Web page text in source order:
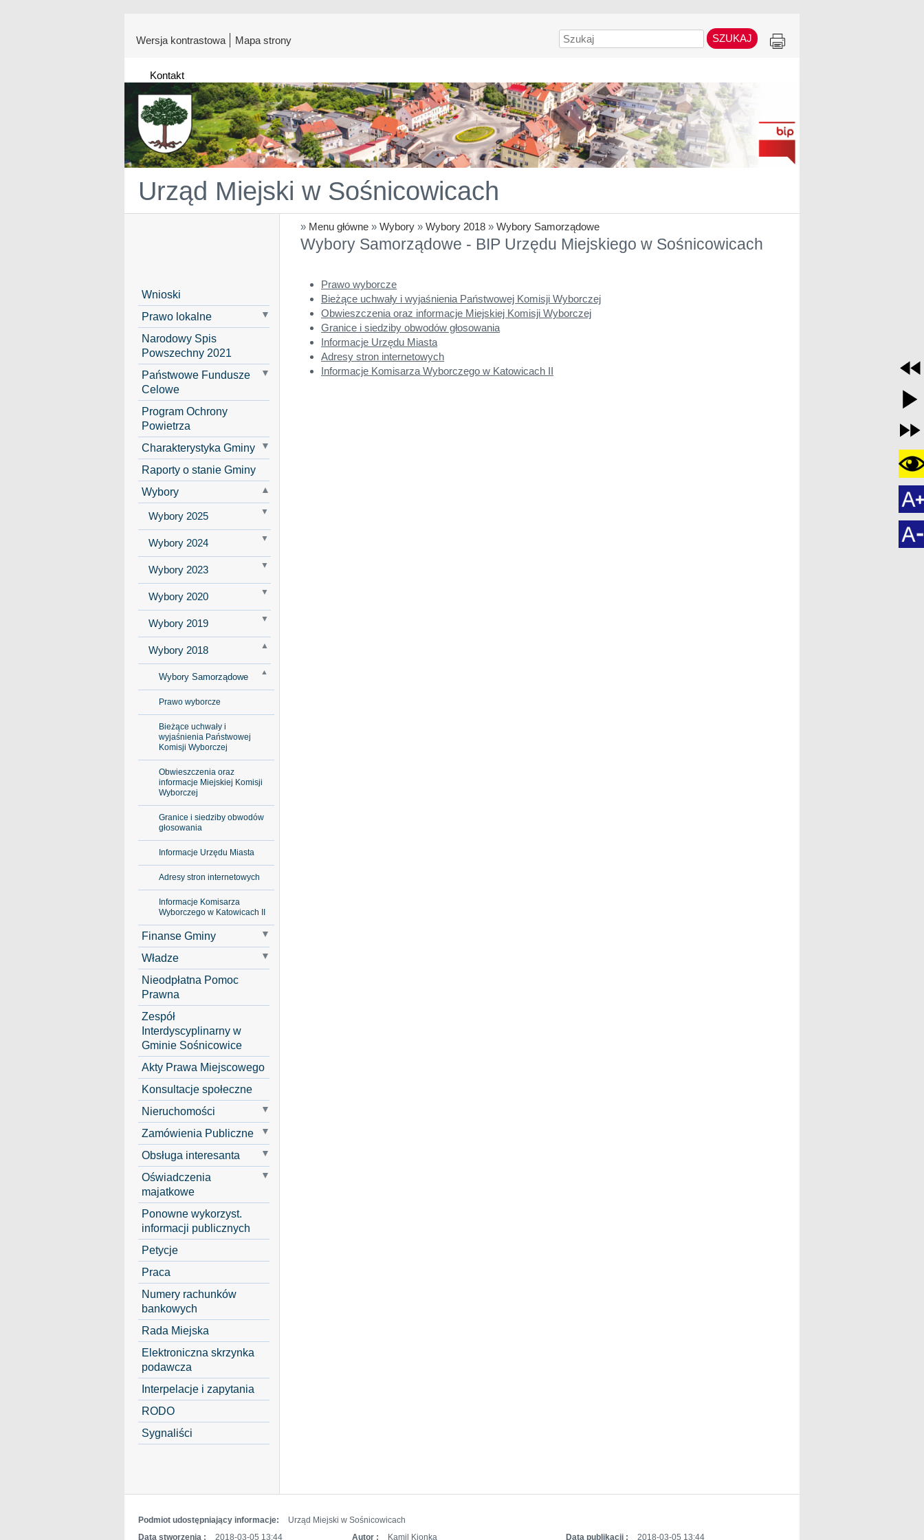
Wersja kontrastowa Mapa strony Szukaj
Kontakt
Urząd Miejski w Sośnicowicach
» Menu główne » Wybory » Wybory 2018 » Wybory Samorządowe
Wybory Samorządowe - BIP Urzędu Miejskiego w Sośnicowicach
Wnioski
Prawo lokalne
Narodowy Spis
Powszechny 2021
Państwowe Fundusze
Celowe
Program Ochrony
Powietrza
Charakterystyka Gminy
Raporty o stanie Gminy
Wybory
Wybory 2025
Wybory 2024
Wybory 2023
Wybory 2020
Wybory 2019
Wybory 2018
Wybory Samorządowe
Prawo wyborcze
Bieżące uchwały i
wyjaśnienia Państwowej
Komisji Wyborczej
Obwieszczenia oraz
informacje Miejskiej Komisji
Wyborczej
Granice i siedziby obwodów
głosowania
Informacje Urzędu Miasta
Adresy stron internetowych
Informacje Komisarza
Wyborczego w Katowicach II
Finanse Gminy
Władze
Nieodpłatna Pomoc
Prawna
Zespół
Interdyscyplinarny w
Gminie Sośnicowice
Akty Prawa Miejscowego
Konsultacje społeczne
Nieruchomości
Zamówienia Publiczne
Obsługa interesanta
Oświadczenia
majatkowe
Ponowne wykorzyst.
informacji publicznych
Petycje
Praca
Numery rachunków
bankowych
Rada Miejska
Elektroniczna skrzynka
podawcza
Interpelacje i zapytania
RODO
Sygnaliści
Prawo wyborcze
Bieżące uchwały i wyjaśnienia Państwowej Komisji Wyborczej
Obwieszczenia oraz informacje Miejskiej Komisji Wyborczej
Granice i siedziby obwodów głosowania
Informacje Urzędu Miasta
Adresy stron internetowych
Informacje Komisarza Wyborczego w Katowicach II
Podmiot udostępniający informacje:
Urząd Miejski w Sośnicowicach
Data stworzenia :
2018-03-05 13:44 Autor : Kamil Kionka Data publikacji :
2018-03-05 13:44